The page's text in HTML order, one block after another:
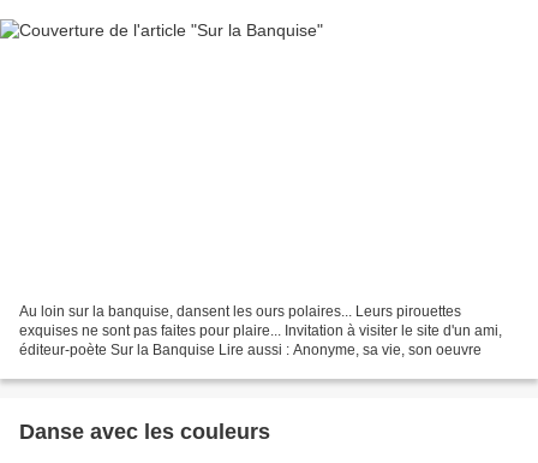
Au loin sur la banquise, dansent les ours polaires... Leurs pirouettes
exquises ne sont pas faites pour plaire... Invitation à visiter le site d'un ami,
éditeur-poète Sur la Banquise Lire aussi : Anonyme, sa vie, son oeuvre
Danse avec les couleurs